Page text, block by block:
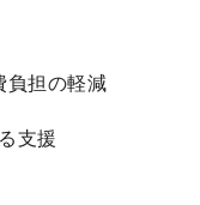
負担の軽減
支援